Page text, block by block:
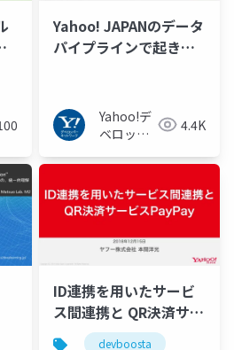
Yahoo! JAPANのデータ
パイプラインで起きた
Meetup Japan #5 -
Yahoo!デ
ベロッパ
ワーク
4.4K
ID連携を用いたサービ
ス間連携と QR決済サー
ビスPayPay
devboosta